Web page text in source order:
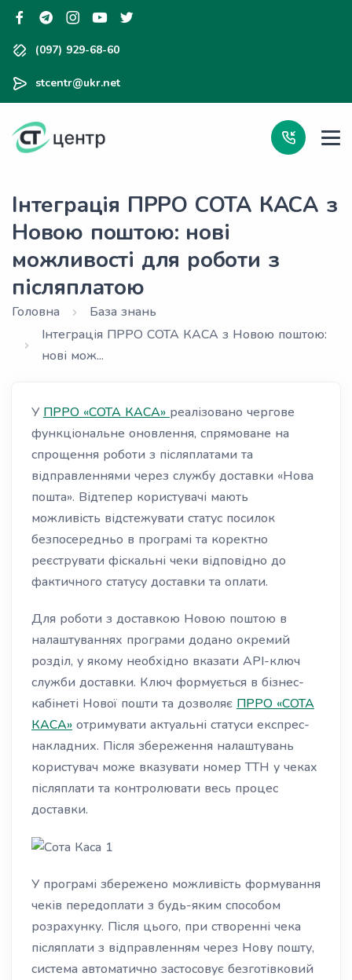
(097) 929-68-60
stcentr@ukr.net
Інтеграція ПРРО СОТА КАСА з
Новою поштою: нові
можливості для роботи з
післяплатою
Головна
База знань
Інтеграція ПРРО СОТА КАСА з Новою поштою:
нові мож...
У ПРРО «СОТА КАСА» реалізовано чергове
функціональне оновлення, спрямоване на
спрощення роботи з післяплатами та
відправленнями через службу доставки «Нова
пошта». Відтепер користувачі мають
можливість відстежувати статус посилок
безпосередньо в програмі та коректно
реєструвати фіскальні чеки відповідно до
фактичного статусу доставки та оплати.
Для роботи з доставкою Новою поштою в
налаштуваннях програми додано окремий
розділ, у якому необхідно вказати API-ключ
служби доставки. Ключ формується в бізнес-
кабінеті Нової пошти та дозволяє ПРРО «СОТА
КАСА» отримувати актуальні статуси експрес-
накладних. Після збереження налаштувань
користувач може вказувати номер ТТН у чеках
післяплати та контролювати весь процес
доставки.
У програмі збережено можливість формування
чеків передоплати з будь-яким способом
розрахунку. Після цього, при створенні чека
післяплати з відправленням через Нову пошту,
система автоматично застосовує безготівковий